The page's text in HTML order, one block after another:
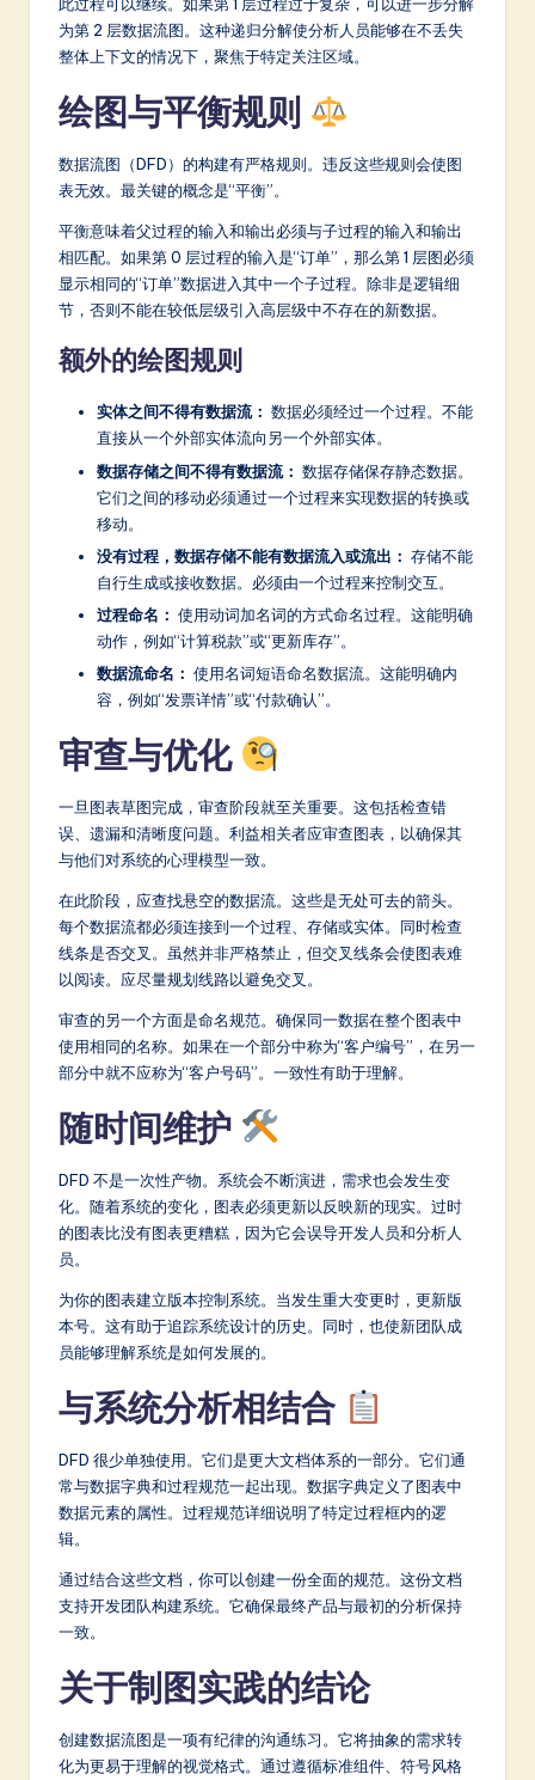
此过程可以继续。如果第 1 层过程过于复杂，可以进一步分解
为第 2 层数据流图。这种递归分解使分析人员能够在不丢失
整体上下文的情况下，聚焦于特定关注区域。
绘图与平衡规则
数据流图（DFD）的构建有严格规则。违反这些规则会使图
表无效。最关键的概念是“平衡”。
平衡意味着父过程的输入和输出必须与子过程的输入和输出
相匹配。如果第 0 层过程的输入是“订单”，那么第 1 层图必须
显示相同的“订单”数据进入其中一个子过程。除非是逻辑细
节，否则不能在较低层级引入高层级中不存在的新数据。
额外的绘图规则
实体之间不得有数据流： 数据必须经过一个过程。不能
直接从一个外部实体流向另一个外部实体。
数据存储之间不得有数据流： 数据存储保存静态数据。
它们之间的移动必须通过一个过程来实现数据的转换或
移动。
没有过程，数据存储不能有数据流入或流出： 存储不能
自行生成或接收数据。必须由一个过程来控制交互。
过程命名： 使用动词加名词的方式命名过程。这能明确
动作，例如“计算税款”或“更新库存”。
数据流命名： 使用名词短语命名数据流。这能明确内
容，例如“发票详情”或“付款确认”。
审查与优化
一旦图表草图完成，审查阶段就至关重要。这包括检查错
误、遗漏和清晰度问题。利益相关者应审查图表，以确保其
与他们对系统的心理模型一致。
在此阶段，应查找悬空的数据流。这些是无处可去的箭头。
每个数据流都必须连接到一个过程、存储或实体。同时检查
线条是否交叉。虽然并非严格禁止，但交叉线条会使图表难
以阅读。应尽量规划线路以避免交叉。
审查的另一个方面是命名规范。确保同一数据在整个图表中
使用相同的名称。如果在一个部分中称为“客户编号”，在另一
部分中就不应称为“客户号码”。一致性有助于理解。
随时间维护
DFD 不是一次性产物。系统会不断演进，需求也会发生变
化。随着系统的变化，图表必须更新以反映新的现实。过时
的图表比没有图表更糟糕，因为它会误导开发人员和分析人
员。
为你的图表建立版本控制系统。当发生重大变更时，更新版
本号。这有助于追踪系统设计的历史。同时，也使新团队成
员能够理解系统是如何发展的。
与系统分析相结合
DFD 很少单独使用。它们是更大文档体系的一部分。它们通
常与数据字典和过程规范一起出现。数据字典定义了图表中
数据元素的属性。过程规范详细说明了特定过程框内的逻
辑。
通过结合这些文档，你可以创建一份全面的规范。这份文档
支持开发团队构建系统。它确保最终产品与最初的分析保持
一致。
关于制图实践的结论
创建数据流图是一项有纪律的沟通练习。它将抽象的需求转
化为更易于理解的视觉格式。通过遵循标准组件、符号风格